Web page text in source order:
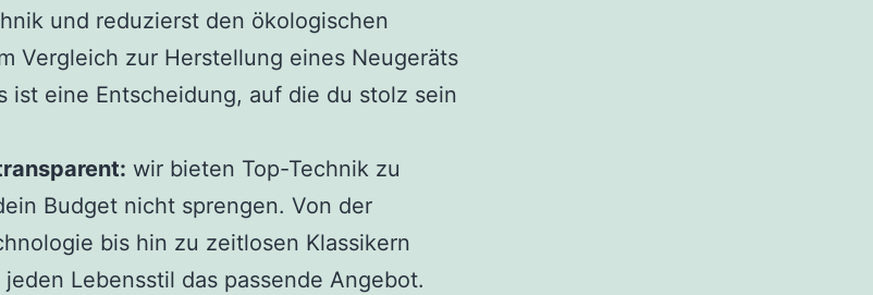
und reduzierst den ökologischen
Vergleich zur Herstellung eines Neugeräts
ist eine Entscheidung, auf die du stolz sein
wir bieten Top-Technik zu
Budget nicht sprengen. Von der
bis hin zu zeitlosen Klassikern
Lebensstil das passende Angebot.